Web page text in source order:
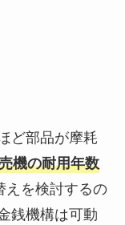
ど部品が摩耗
機の耐用年数
えを検討するの
銭機構は可動